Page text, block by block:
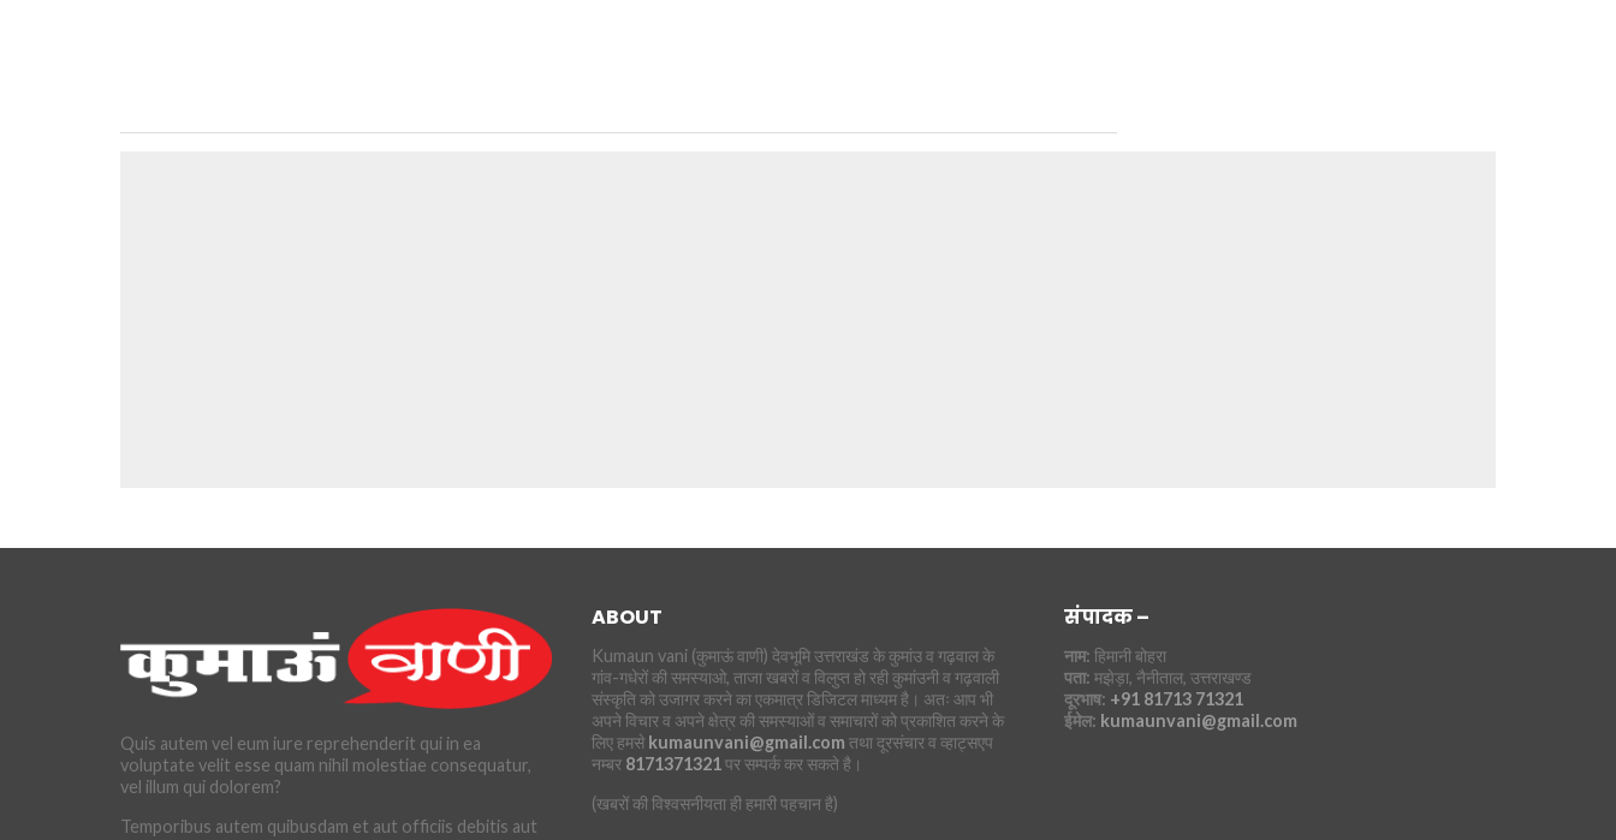
Quis autem vel eum iure reprehenderit qui in ea
voluptate velit esse quam nihil molestiae consequatur,
vel illum qui dolorem?
Temporibus autem quibusdam et aut officiis debitis aut
ABOUT
Kumaun vani (कुमाऊं वाणी) देवभूमि उत्तराखंड के कुमांउ व गढ़वाल के
गांव-गधेरों की समस्याओ, ताजा खबरों व विलुप्त हो रही कुमांउनी व गढ़वाली
संस्कृति को उजागर करने का एकमात्र डिजिटल माध्यम है। अतः आप भी
अपने विचार व अपने क्षेत्र की समस्याओं व समाचारों को प्रकाशित करने के
लिए हमसे kumaunvani@gmail.com तथा दूरसंचार व व्हाट्सएप
नम्बर 8171371321पर सम्पर्क कर सकते है।
(खबरों की विश्वसनीयता ही हमारी पहचान है)
संपादक –
नाम: हिमानी बोहरा
पता: मझेड़ा, नैनीताल, उत्तराखण्ड
दूरभाष: +91 81713 71321
ईमेल: kumaunvani@gmail.com